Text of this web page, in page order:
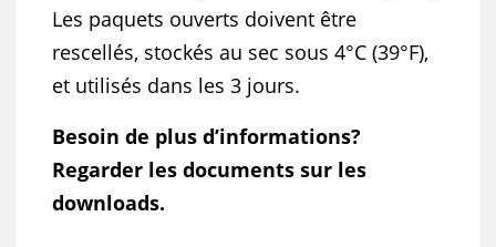
Les paquets ouverts doivent être
rescellés, stockés au sec sous 4°C (39°F),
et utilisés dans les 3 jours.
Besoin de plus d’informations?
Regarder les documents sur les
downloads.